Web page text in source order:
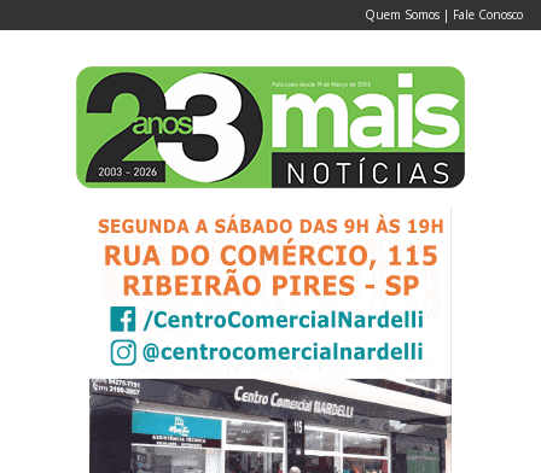
Quem Somos | Fale Conosco